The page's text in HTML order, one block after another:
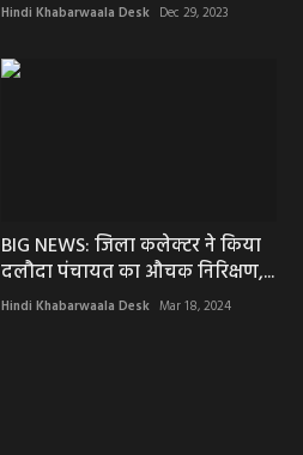
Hindi Khabarwaala Desk Dec 29, 2023
BIG NEWS: जिला कलेक्टर ने किया
दलौदा पंचायत का औचक निरिक्षण,...
Hindi Khabarwaala Desk Mar 18, 2024